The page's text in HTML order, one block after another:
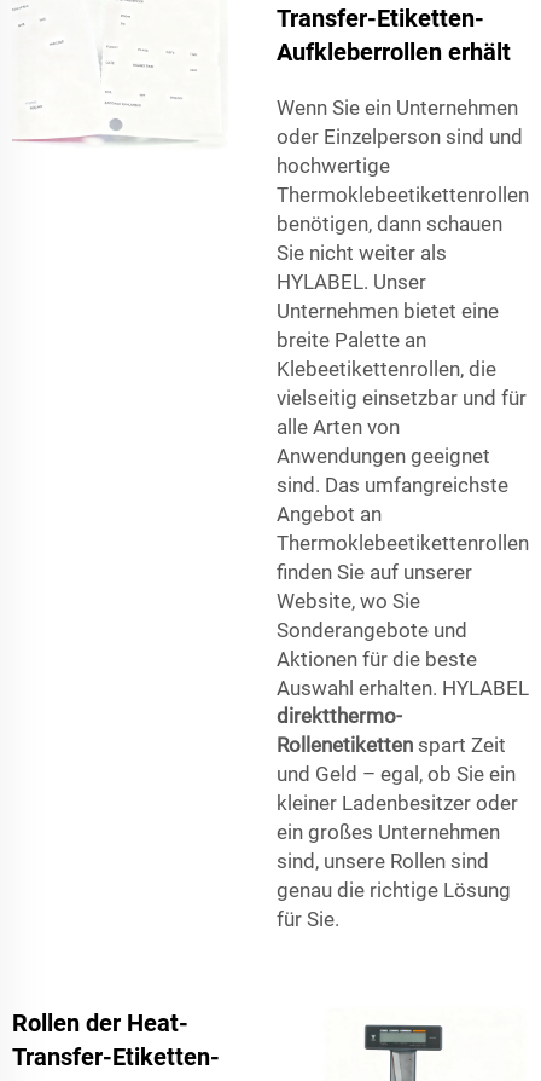
Transfer-Etiketten-
Aufkleberrollen erhält
Wenn Sie ein Unternehmen
oder Einzelperson sind und
hochwertige
Thermoklebeetikettenrollen
benötigen, dann schauen
Sie nicht weiter als
HYLABEL. Unser
Unternehmen bietet eine
breite Palette an
Klebeetikettenrollen, die
vielseitig einsetzbar und für
alle Arten von
Anwendungen geeignet
sind. Das umfangreichste
Angebot an
Thermoklebeetikettenrollen
finden Sie auf unserer
Website, wo Sie
Sonderangebote und
Aktionen für die beste
Auswahl erhalten. HYLABEL
direktthermo-
Rollenetiketten spart Zeit
und Geld – egal, ob Sie ein
kleiner Ladenbesitzer oder
ein großes Unternehmen
sind, unsere Rollen sind
genau die richtige Lösung
für Sie.
Rollen der Heat-
Transfer-Etiketten-